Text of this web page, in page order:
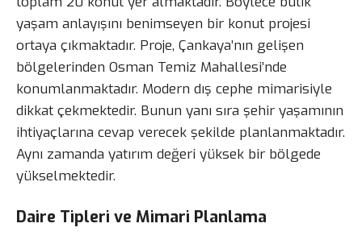
yaşam anlayışını benimseyen bir konut projesi
ortaya çıkmaktadır. Proje, Çankaya’nın gelişen
bölgelerinden Osman Temiz Mahallesi’nde
konumlanmaktadır. Modern dış cephe mimarisiyle
dikkat çekmektedir. Bunun yanı sıra şehir yaşamının
ihtiyaçlarına cevap verecek şekilde planlanmaktadır.
Aynı zamanda yatırım değeri yüksek bir bölgede
yükselmektedir.
Daire Tipleri ve Mimari Planlama